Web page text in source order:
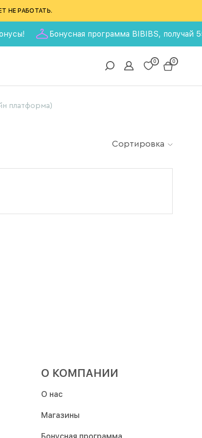
НЕ РАБОТАТЬ.
Бонусная программа BIBIBS, получай
0 0
платформа)
Сортировка
О КОМПАНИИ
О нас
Магазины